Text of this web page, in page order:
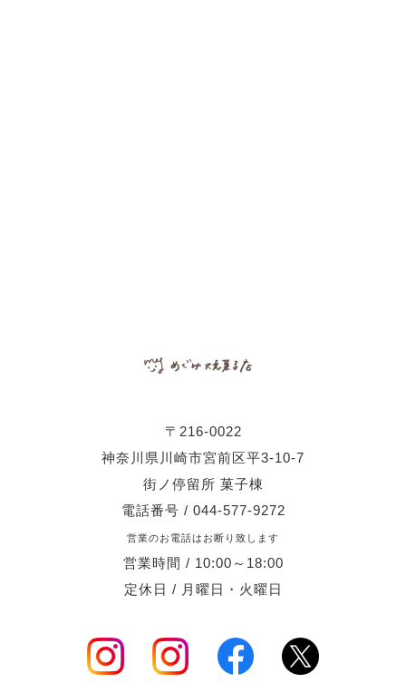
〒216-0022
神奈川県川崎市宮前区平3-10-7
街ノ停留所 菓子棟
電話番号 / 044-577-9272
営業のお電話はお断り致します
営業時間 / 10:00～18:00
定休日 / 月曜日・火曜日